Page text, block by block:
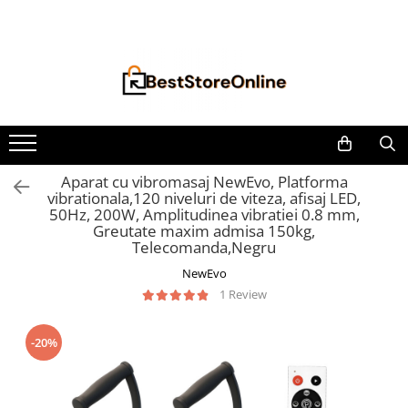
Accesorii aparate climatizare
Accesorii console gaming
Accesorii si Piese Aspiratoare
Aspiratoare Universale
Dyson
iRobot Roomba
Xiaomi Roborock
Aspiratoare
Aparat cu vibromasaj NewEvo, Platforma
vibrationala,120 niveluri de viteza, afisaj LED,
50Hz, 200W, Amplitudinea vibratiei 0.8 mm,
Greutate maxim admisa 150kg,
Telecomanda,Negru
NewEvo
1 Review
-20%